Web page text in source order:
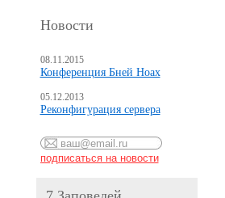
Новости
08.11.2015
Конференция Бней Ноах
05.12.2013
Реконфигурация сервера